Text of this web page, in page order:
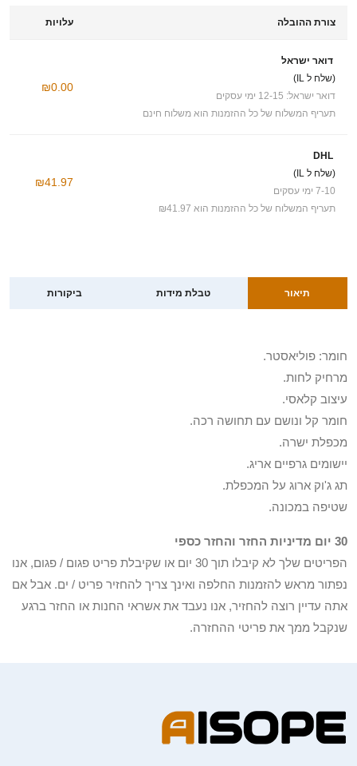
צורת ההובלה עלויות
דואר ישראל
(שלח ל IL)
דואר ישראל: 12-15 ימי עסקים
תעריף המשלוח של כל ההזמנות הוא משלוח חינם
₪0.00
DHL
(שלח ל IL)
7-10 ימי עסקים
תעריף המשלוח של כל ההזמנות הוא ₪41.97
₪41.97
תיאור טבלת מידות ביקורות
חומר: פוליאסטר.
מרחיק לחות.
עיצוב קלאסי.
חומר קל ונושם עם תחושה רכה.
מכפלת ישרה.
יישומים גרפיים אריג.
תג ג'וק ארוג על המכפלת.
שטיפה במכונה.
30 יום מדיניות החזר והחזר כספי
הפריטים שלך לא קיבלו תוך 30 יום או שקיבלת פריט פגום / פגום, אנו
נפתור מראש להזמנות החלפה ואינך צריך להחזיר פריט / ים. אבל אם
אתה עדיין רוצה להחזיר, אנו נעבד את אשראי החנות או החזר ברגע
שנקבל ממך את פריטי ההחזרה.